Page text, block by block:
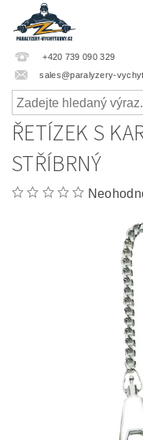
+420 739 090 329
sales@paralyzery-
ŘETÍZEK S
STŘÍBRNÝ